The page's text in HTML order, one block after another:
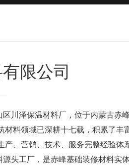
限公司
川泽保温材料厂，位于内蒙古赤
料领域已深耕十七载，积累了丰
、营销、技术、服务完整经验体
头工厂，是赤峰基础装修材料实体